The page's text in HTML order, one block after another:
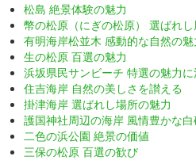
松島 絶景体験の魅力
幣の松原（にぎの松原） 選ばれ
有明海岸松並木 感動的な自然の魅
生の松原 百選の魅力
浜坂県民サンビーチ 特選の魅力
住吉海岸 自然の美しさを讃える
掛津海岸 選ばれし場所の魅力
護国神社周辺の海岸 風情豊かな
二色の浜公園 絶景の価値
三保の松原 百選の歓び